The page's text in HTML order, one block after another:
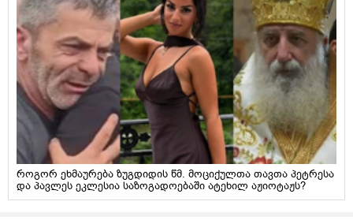
როგორ ეხმაურება ზუგდიდის წმ. მოციქულთა თავთა პეტრესა
და პავლეს ეკლესია საზოგადოებაში ატეხილ აჟიოტაჟს?